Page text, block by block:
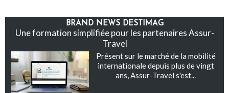
BRAND NEWS DESTIMAG
Une formation simplifiée pour les partenaires Assur-
Travel
Présent sur le marché de la mobilité
internationale depuis plus de vingt
ans, Assur-Travel s'est...